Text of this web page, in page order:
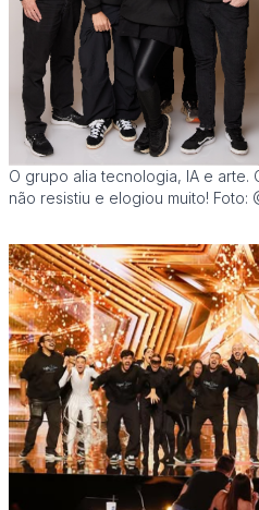
O grupo alia tecnologia, IA e arte.
não resistiu e elogiou muito! Foto: